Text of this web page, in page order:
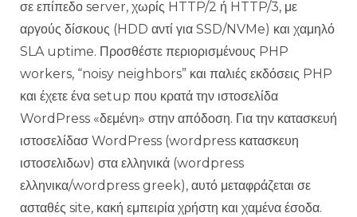
σε επίπεδο server, χωρίς HTTP/2 ή HTTP/3, με
αργούς δίσκους (HDD αντί για SSD/NVMe) και χαμηλό
SLA uptime. Προσθέστε περιορισμένους PHP
workers, “noisy neighbors” και παλιές εκδόσεις PHP
και έχετε ένα setup που κρατά την ιστοσελίδα
WordPress «δεμένη» στην απόδοση. Για την κατασκευή
ιστοσελίδασ WordPress (wordpress κατασκευη
ιστοσελιδων) στα ελληνικά (wordpress
ελληνικα/wordpress greek), αυτό μεταφράζεται σε
ασταθές site, κακή εμπειρία χρήστη και χαμένα έσοδα.